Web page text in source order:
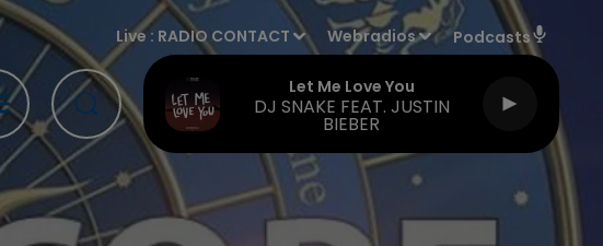
Live : RADIO CONTACT Webradios Podcasts
Let Me Love You
DJ SNAKE FEAT. JUSTIN
BIEBER